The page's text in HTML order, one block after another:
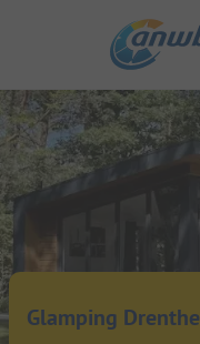
Glamping Drenthe